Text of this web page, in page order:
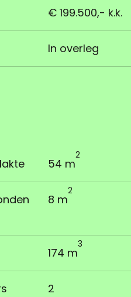
€ 199.500,- k.k.
In overleg
54 m
2
8 m
2
174 m
3
2